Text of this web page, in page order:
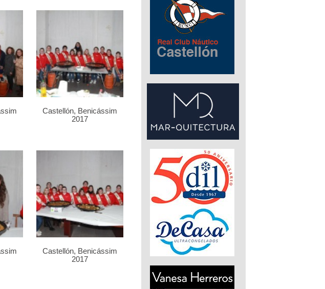
Castellón, Benicássim
2017
Castellón, Benicássim
2017